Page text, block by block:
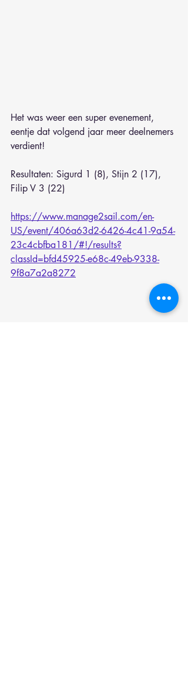
Het was weer een super evenement,
eentje dat volgend jaar meer deelnemers
verdient!
Resultaten: Sigurd 1 (8), Stijn 2 (17),
Filip V 3 (22)
https://www.manage2sail.com/en-
US/event/406a63d2-6426-4c41-9a54-
23c4cbfba181/#!/results?
classId=bfd45925-e68c-49eb-9338-
9f8a7a2a8272